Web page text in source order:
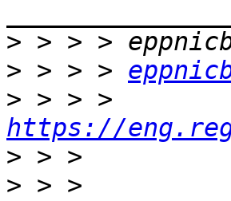
>
> > > >
>
https://
>
> > >